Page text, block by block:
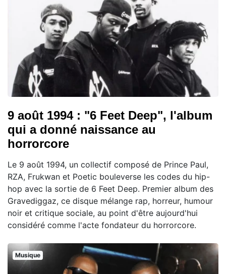
9 août 1994 : "6 Feet Deep", l'album
qui a donné naissance au
horrorcore
Le 9 août 1994, un collectif composé de Prince Paul,
RZA, Frukwan et Poetic bouleverse les codes du hip-
hop avec la sortie de 6 Feet Deep. Premier album des
Gravediggaz, ce disque mélange rap, horreur, humour
noir et critique sociale, au point d'être aujourd'hui
considéré comme l'acte fondateur du horrorcore.
Musique